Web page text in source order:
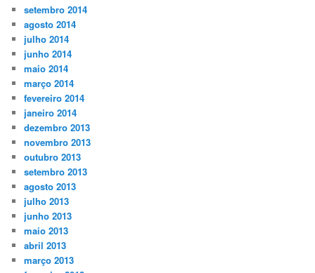
setembro 2014
agosto 2014
julho 2014
junho 2014
maio 2014
março 2014
fevereiro 2014
janeiro 2014
dezembro 2013
novembro 2013
outubro 2013
setembro 2013
agosto 2013
julho 2013
junho 2013
maio 2013
abril 2013
março 2013